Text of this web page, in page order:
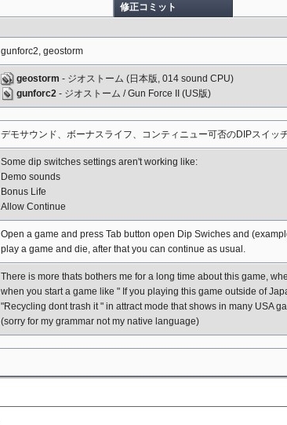
修正コミット
gunforc2, geostorm
geostorm - ジオストーム (日本版, 014 sound CPU)
gunforc2 - ジオストーム / Gun Force II (US版)
デモサウンド、ボーナスライフ、コンティニュー可否のDIPスイッ
Some dip switches settings aren't working like:
Demo sounds
Bonus Life
Allow Continue
Open a game and press Tab button open Dip Swiches and
play a game and die, after that you can continue as usual.
There is more thats bothers me for a long time about this game,
when you start a game like " If you playing this game outside of
"Recycling dont trash it " in attract mode that shows in many USA
(sorry for my grammar not my native language)